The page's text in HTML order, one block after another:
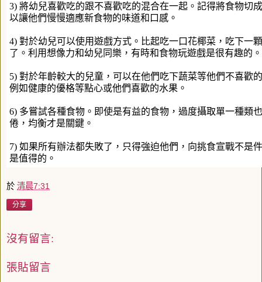
3) 將幼兒喜歡吃的跟不喜歡吃的混合在一起。記得將食物切
以讓他們慢慢適應新食物的味道和口感。
4) 對於幼兒可以使用遊戲方式。比起吃一口花椰菜，吃下一
了。利用想像力和幼兒同樂，有時和食物玩遊戲是很有趣的。
5) 對於年齡較大的兒童，可以在他們吃下蔬菜等他們不喜歡
例如健康的優格等點心或他們喜歡的水果。
6) 多嘗試各種食物。即使是有益的食物，過度攝取單一種類
倦，均衡才是關鍵。
7) 如果所有辦法都失敗了，只得強迫他們，向挑食宣戰不是
是值得的。
於 清晨7:31
分享
沒有留言:
張貼留言